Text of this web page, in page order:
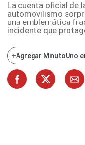
La cuenta oficial de
automovilismo
una emblemática
incidente que
+Agregar MinutoUno